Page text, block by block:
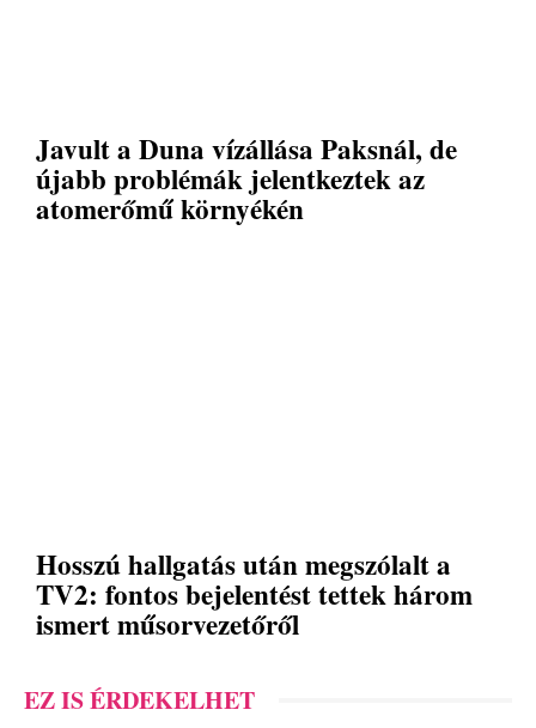
Javult a Duna vízállása Paksnál, de
újabb problémák jelentkeztek az
atomerőmű környékén
Hosszú hallgatás után megszólalt a
TV2: fontos bejelentést tettek három
ismert műsorvezetőről
EZ IS ÉRDEKELHET